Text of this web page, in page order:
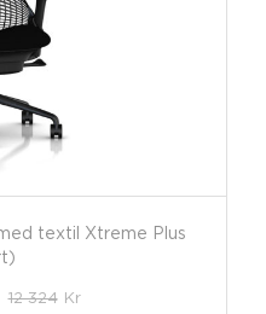
textil Xtreme Plus
12 324 Kr